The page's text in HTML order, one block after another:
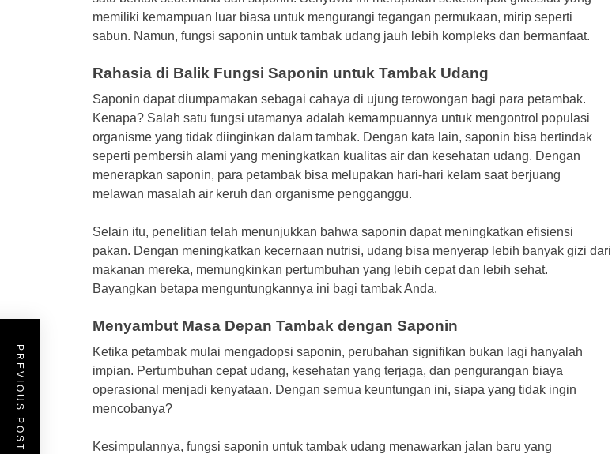
memiliki kemampuan luar biasa untuk mengurangi tegangan permukaan, mirip seperti
sabun. Namun, fungsi saponin untuk tambak udang jauh lebih kompleks dan bermanfaat.
Rahasia di Balik Fungsi Saponin untuk Tambak Udang
Saponin dapat diumpamakan sebagai cahaya di ujung terowongan bagi para petambak.
Kenapa? Salah satu fungsi utamanya adalah kemampuannya untuk mengontrol populasi
organisme yang tidak diinginkan dalam tambak. Dengan kata lain, saponin bisa bertindak
seperti pembersih alami yang meningkatkan kualitas air dan kesehatan udang. Dengan
menerapkan saponin, para petambak bisa melupakan hari-hari kelam saat berjuang
melawan masalah air keruh dan organisme pengganggu.
Selain itu, penelitian telah menunjukkan bahwa saponin dapat meningkatkan efisiensi
pakan. Dengan meningkatkan kecernaan nutrisi, udang bisa menyerap lebih banyak gizi dari
makanan mereka, memungkinkan pertumbuhan yang lebih cepat dan lebih sehat.
Bayangkan betapa menguntungkannya ini bagi tambak Anda.
Menyambut Masa Depan Tambak dengan Saponin
Ketika petambak mulai mengadopsi saponin, perubahan signifikan bukan lagi hanyalah
impian. Pertumbuhan cepat udang, kesehatan yang terjaga, dan pengurangan biaya
operasional menjadi kenyataan. Dengan semua keuntungan ini, siapa yang tidak ingin
mencobanya?
Kesimpulannya, fungsi saponin untuk tambak udang menawarkan jalan baru yang
PREVIOUS POST